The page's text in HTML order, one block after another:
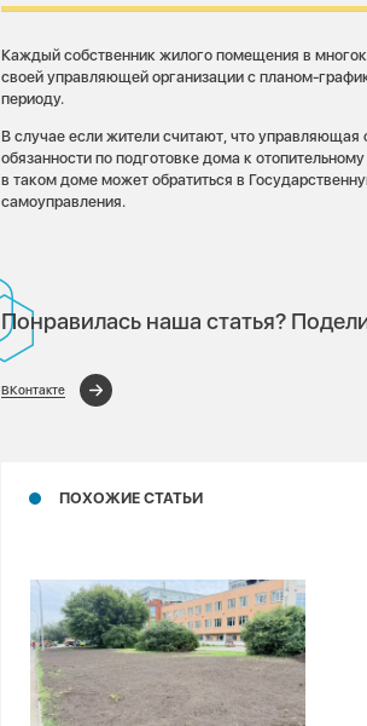
Каждый собственник жилого помещения в
своей управляющей организации с планом-
периоду.
В случае если жители считают, что
обязанности по подготовке дома к
в таком доме может обратиться в
самоуправления.
Понравилась наша статья?
ВКонтакте
ПОХОЖИЕ СТАТЬИ